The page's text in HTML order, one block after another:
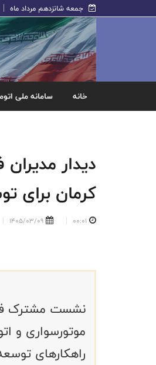
جمعه شانزدهم مرداد ماه
خانه سامانه ملی
دیدار
کرمان برای
00:01
1405/03/09
نشست مشترک
موتورسواری و
راهکارهای